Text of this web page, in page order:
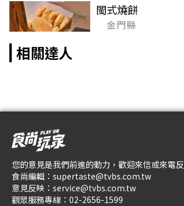
閩式燒餅
金門縣
相關達人
您的意見是我們前進的動力，歡迎來信或來電
食尚編輯： supertaste@tvbs.com.tw
意見反映： service@tvbs.com.tw
觀眾服務專線： 02-2656-1599